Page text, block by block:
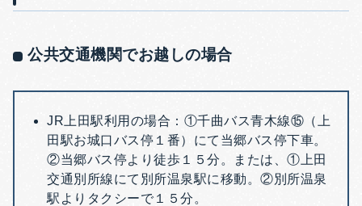
公共交通機関でお越しの場合
JR上田駅利用の場合： ①千曲バス青木線⑮ （上
田駅お城口バス停１番）にて当郷バス停下車。
②当郷バス停より徒歩１５分 。 または、 ① 上田
交通別所線にて別所温泉駅に移動。 ②別所温泉
駅よりタクシーで１５分。